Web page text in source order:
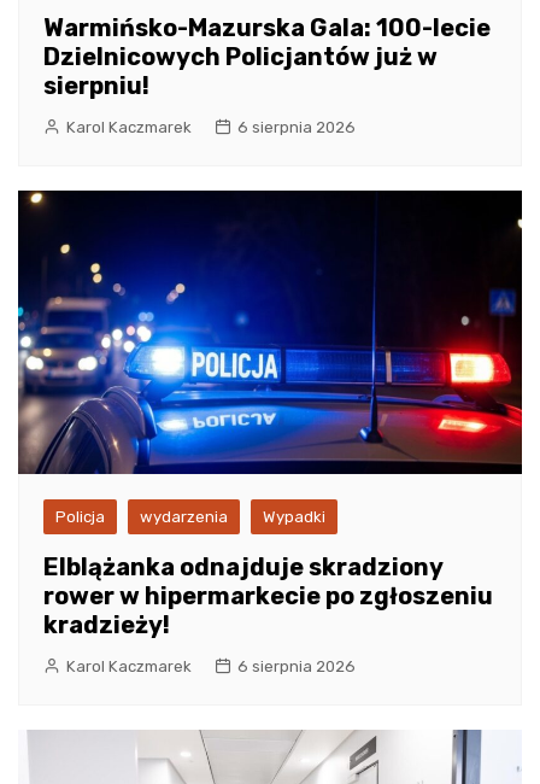
Warmińsko-Mazurska Gala: 100-lecie
Dzielnicowych Policjantów już w
sierpniu!
Karol Kaczmarek 6 sierpnia 2026
Policja wydarzenia Wypadki
Elblążanka odnajduje skradziony
rower w hipermarkecie po zgłoszeniu
kradzieży!
Karol Kaczmarek 6 sierpnia 2026